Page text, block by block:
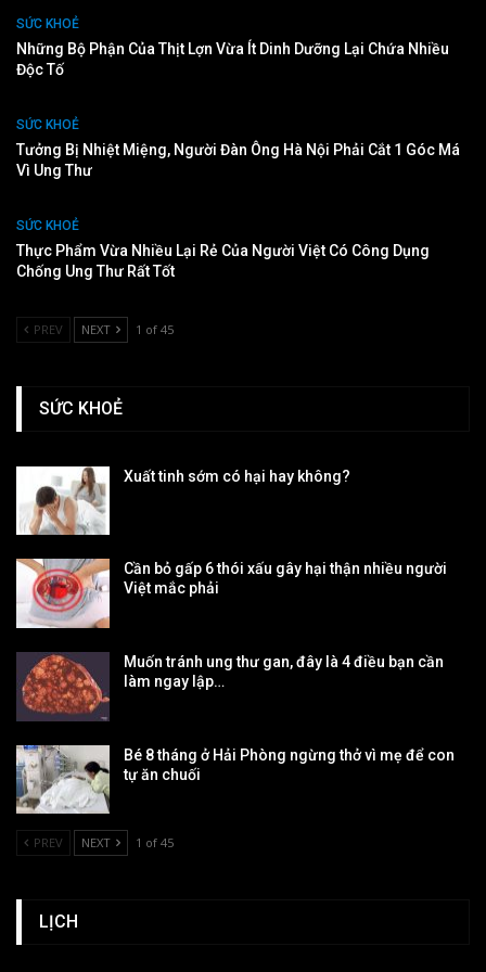
SỨC KHOẺ
Những Bộ Phận Của Thịt Lợn Vừa Ít Dinh Dưỡng Lại Chứa Nhiều
Độc Tố
SỨC KHOẺ
Tưởng Bị Nhiệt Miệng, Người Đàn Ông Hà Nội Phải Cắt 1 Góc Má
Vì Ung Thư
SỨC KHOẺ
Thực Phẩm Vừa Nhiều Lại Rẻ Của Người Việt Có Công Dụng
Chống Ung Thư Rất Tốt
PREV NEXT 1 of 45
SỨC KHOẺ
Xuất tinh sớm có hại hay không?
Cần bỏ gấp 6 thói xấu gây hại thận nhiều người
Việt mắc phải
Muốn tránh ung thư gan, đây là 4 điều bạn cần
làm ngay lập…
Bé 8 tháng ở Hải Phòng ngừng thở vì mẹ để con
tự ăn chuối
PREV NEXT 1 of 45
LỊCH